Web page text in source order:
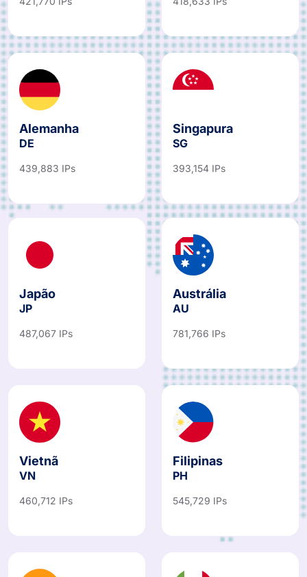
421,770 IPs 418,633 IPs
Alemanha
DE
439,883 IPs
Singapura
SG
393,154 IPs
Japão
JP
487,067 IPs
Austrália
AU
781,766 IPs
Vietnã
VN
460,712 IPs
Filipinas
PH
545,729 IPs